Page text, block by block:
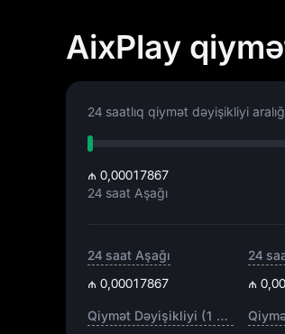
AixPlay
24 saatlıq qiymət dəyişikliyi
₼ 0,00017867
24 saat Aşağı
24 saat Aşağı
₼ 0,00017867
24
₼
Qiymət Dəyişikliyi (1 saat)